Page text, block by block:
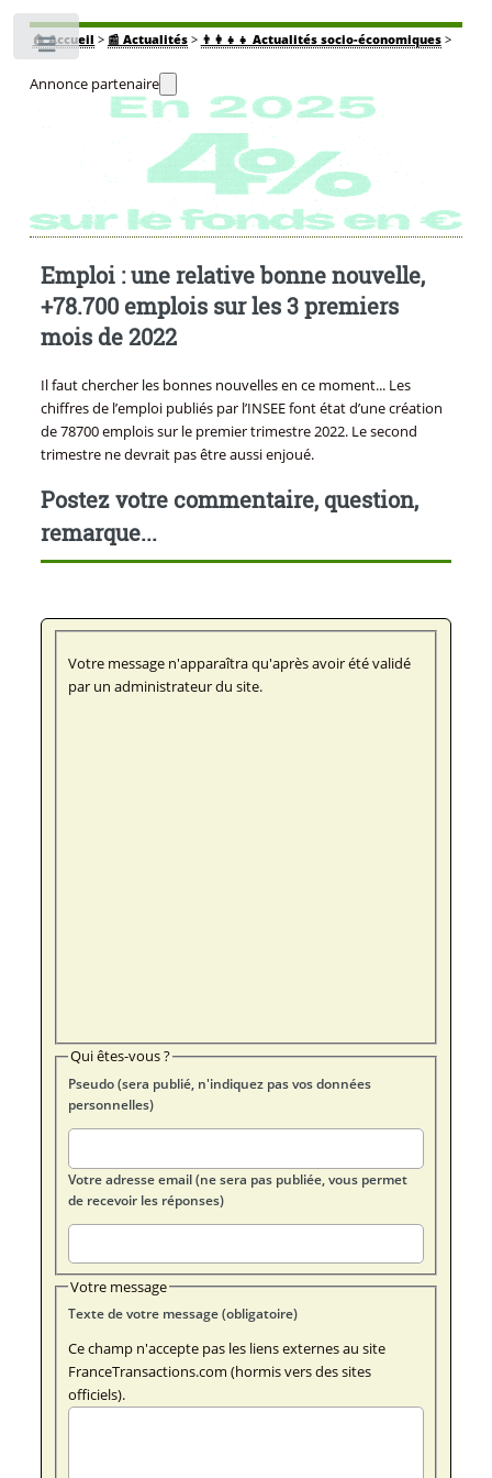
🏠Accueil > 📰 Actualités> 👨‍👩‍👧‍👧 Actualités socio-économiques>
Annonce partenaire
Emploi : une relative bonne nouvelle,
+78.700 emplois sur les 3 premiers
mois de 2022
Il faut chercher les bonnes nouvelles en ce moment... Les
chiffres de l’emploi publiés par l’INSEE font état d’une création
de 78700 emplois sur le premier trimestre 2022. Le second
trimestre ne devrait pas être aussi enjoué.
Postez votre commentaire, question,
remarque...
Votre message n'apparaîtra qu'après avoir été validé
par un administrateur du site.
Qui êtes-vous ?
Pseudo (sera publié, n'indiquez pas vos données
personnelles)
Votre adresse email (ne sera pas publiée, vous permet
de recevoir les réponses)
Votre message
Texte de votre message (obligatoire)
Ce champ n'accepte pas les liens externes au site
FranceTransactions.com (hormis vers des sites
officiels).
Toggle